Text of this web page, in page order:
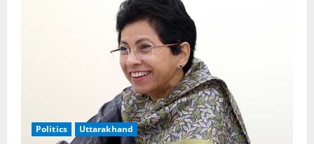
बांग्लादेशी
शामिल
Politics Uttarakhand